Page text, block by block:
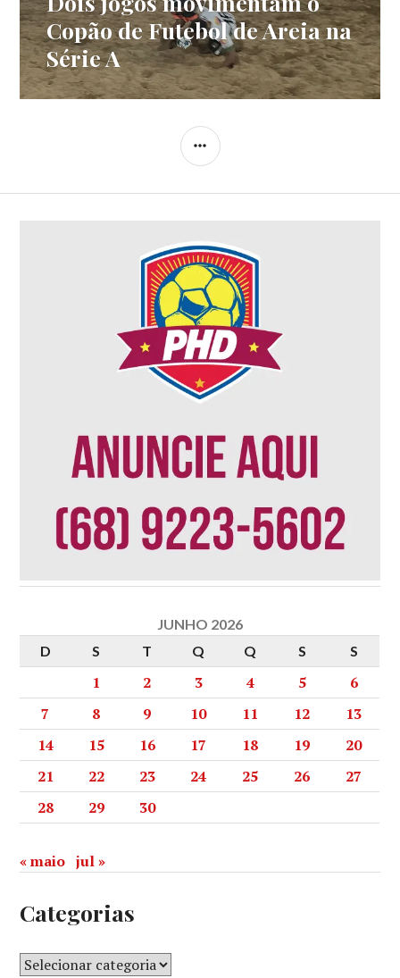
Copão de Futebol de Areia na
Série A
JUNHO 2026
D
S T Q Q S S
1 2 3 4 5
6
7
8 9 10 11 12
13
14
15 16 17 18 19
20
21
22 23 24 25 26
27
28
29 30
« maio jul »
Categorias